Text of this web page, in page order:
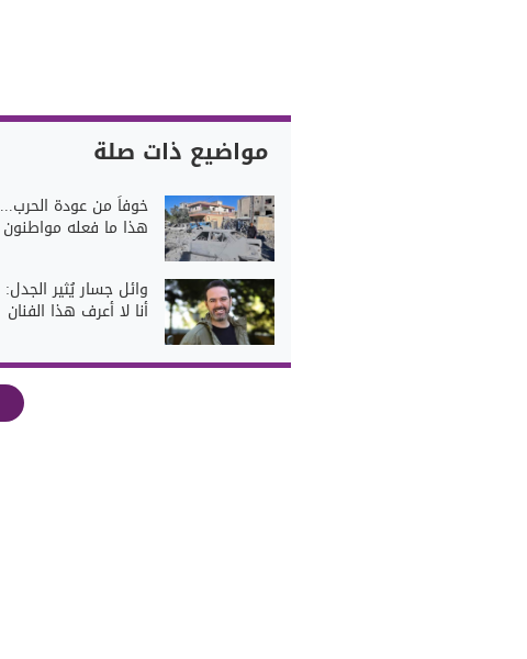
مواضيع ذات صلة
خوفاً من عودة الحرب...
هذا ما فعله مواطنون
وائل جسار يُثير الجدل:
أنا لا أعرف هذا الفنان